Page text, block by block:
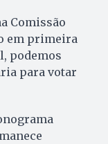
Comissão
em primeira
podemos
para votar